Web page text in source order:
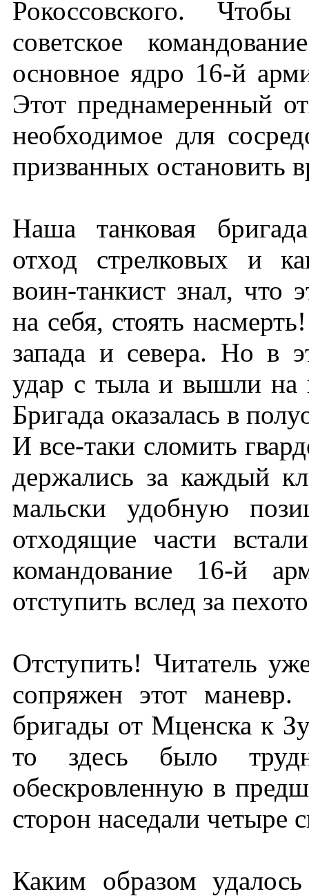
Рокоссовского.
советское
основное ядро 16-й
Этот преднамеренный
необходимое для
призванных остановить
Наша танковая
отход стрелковых и
воин-танкист знал, что
на себя, стоять
запада и севера. Но в
удар с тыла и вышли
Бригада оказалась в
И все-таки сломить
держались за каждый
мальски удобную
отходящие части
командование 16-й
отступить вслед за
Отступить! Читатель
сопряжен этот маневр.
бригады от Мценска к
то здесь было
обескровленную в
сторон наседали четыре
Каким образом